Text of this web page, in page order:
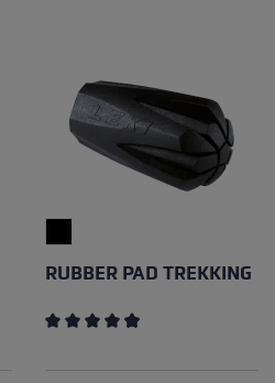
RUBBER PAD TREKKING